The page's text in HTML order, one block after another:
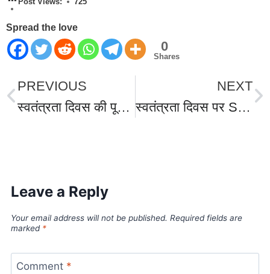
Spread the love
0
Shares
PREVIOUS
स्वतंत्रता दिवस की पूर्व संध्या पर कमांडेंट 57वीं वाहिनी SSB ने भारत-नेपाल अंतरराष्ट्रीय सीमा चौकियों का निरीक्षण कर जवानों का उत्साह बढ़ा सुरक्षा प्रबंधों का लिया जायज़ा।
NEXT
स्वतंत्रता दिवस पर STF/ANTF कुमाऊं यूनिट रुद्रपुर के जवानों को पुलिस महानिदेशक प्रशस्ती डिस्क गोल्ड मेडल से किया सम्मानित।
Leave a Reply
Your email address will not be published. Required fields are
marked *
Comment *